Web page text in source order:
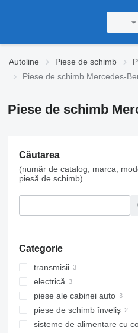
Autoline Piese de schimb
Piese de schimb Mercedes-
Piese de schimb
Căutarea
(număr de catalog, marca,
piesă de schimb)
Categorie
transmisii
cutii de viteze
diferentiale
axe posterioare
electrică
conductori electric
panoul de siguranțe
unităţi de control
piese ale cabinei auto
izolaţii
cabine
piese de schimb înveliș
bare de protecţie
sisteme de alimentare cu